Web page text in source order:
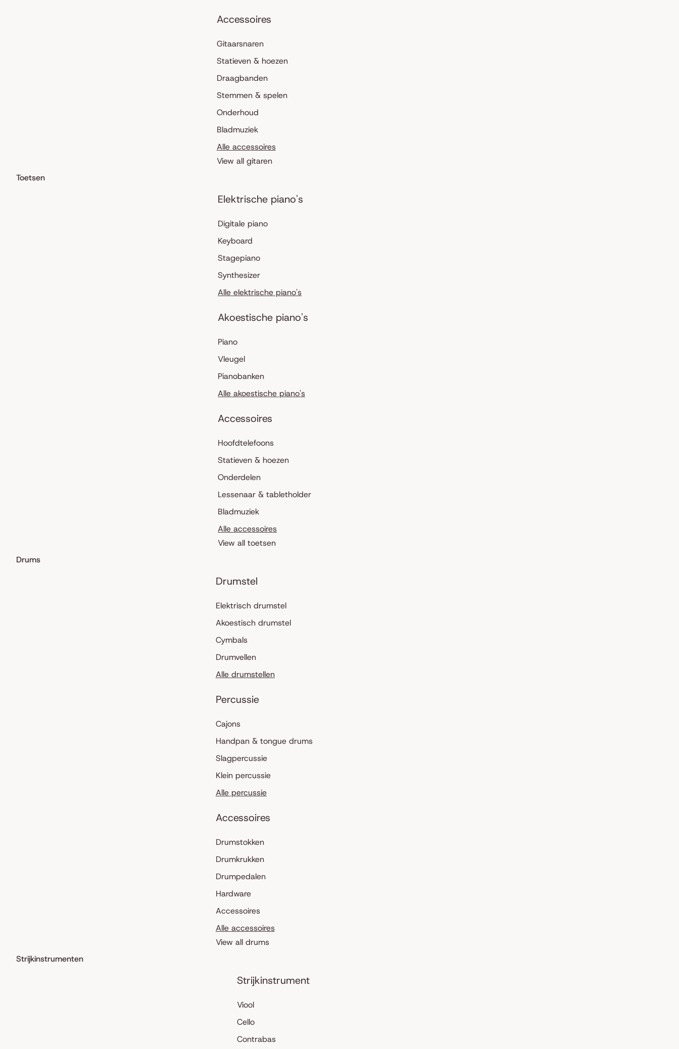
Accessoires
Gitaarsnaren
Statieven & hoezen
Draagbanden
Stemmen & spelen
Onderhoud
Bladmuziek
Alle accessoires
View all gitaren
Toetsen
Elektrische piano's
Digitale piano
Keyboard
Stagepiano
Synthesizer
Alle elektrische piano's
Akoestische piano's
Piano
Vleugel
Pianobanken
Alle akoestische piano's
Accessoires
Hoofdtelefoons
Statieven & hoezen
Onderdelen
Lessenaar & tabletholder
Bladmuziek
Alle accessoires
View all toetsen
Drums
Drumstel
Elektrisch drumstel
Akoestisch drumstel
Cymbals
Drumvellen
Alle drumstellen
Percussie
Cajons
Handpan & tongue drums
Slagpercussie
Klein percussie
Alle percussie
Accessoires
Drumstokken
Drumkrukken
Drumpedalen
Hardware
Accessoires
Alle accessoires
View all drums
Strijkinstrumenten
Strijkinstrument
Viool
Cello
Contrabas